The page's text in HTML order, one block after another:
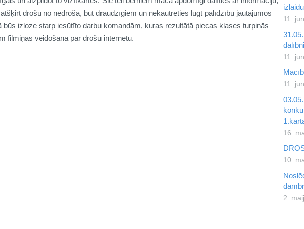
11.
11.
11.
16.
10.
2.
drošu no nedroša, būt draudzīgiem un nekautrēties lūgt palīdzību jautājumos
būs izloze starp iesūtīto darbu komandām, kuras rezultātā piecas klases turpinās
filmiņas veidošanā par drošu internetu.